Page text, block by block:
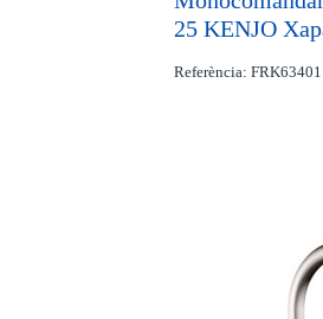
25 KENJO
Referència: FRK63401